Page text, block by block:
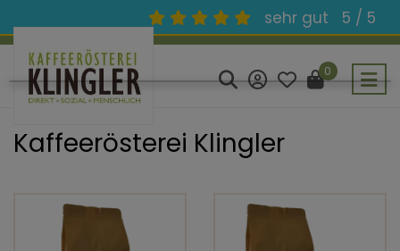
sehr gut 5 / 5
0
Kaffeerösterei Klingler